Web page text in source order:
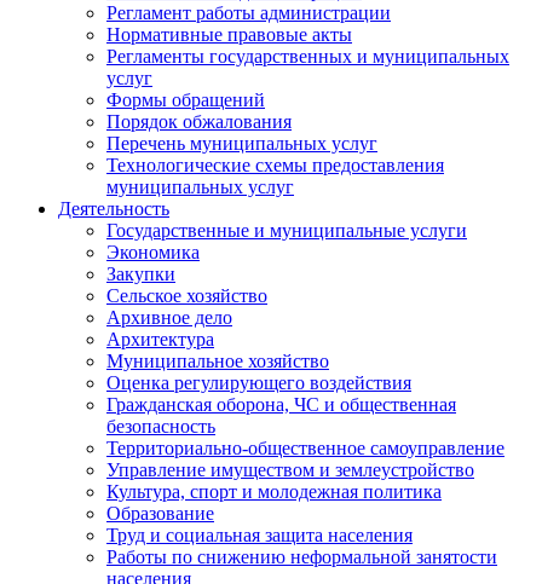
Регламент работы администрации
Нормативные правовые акты
Регламенты государственных и муниципальных
услуг
Формы обращений
Порядок обжалования
Перечень муниципальных услуг
Технологические схемы предоставления
муниципальных услуг
Деятельность
Государственные и муниципальные услуги
Экономика
Закупки
Сельское хозяйство
Архивное дело
Архитектура
Муниципальное хозяйство
Оценка регулирующего воздействия
Гражданская оборона, ЧС и общественная
безопасность
Территориально-общественное самоуправление
Управление имуществом и землеустройство
Культура, спорт и молодежная политика
Образование
Труд и социальная защита населения
Работы по снижению неформальной занятости
населения